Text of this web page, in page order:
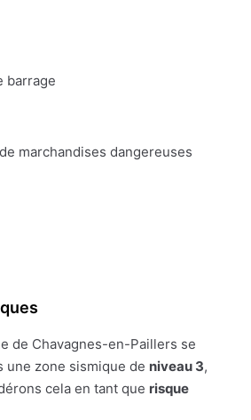
barrage
marchandises dangereuses
de Chavagnes-en-Paillers se
une zone sismique de niveau 3,
cela en tant que risque